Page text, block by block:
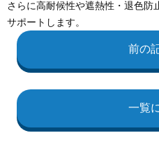
さらに高耐候性や遮熱性・退色防
サポートします。
前の
一覧